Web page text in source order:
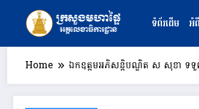
content
ទំព័រដើម អំ
Home ឯកឧត្តមអភិសន្តិបណ្ឌិត ស សុខា ទទួល